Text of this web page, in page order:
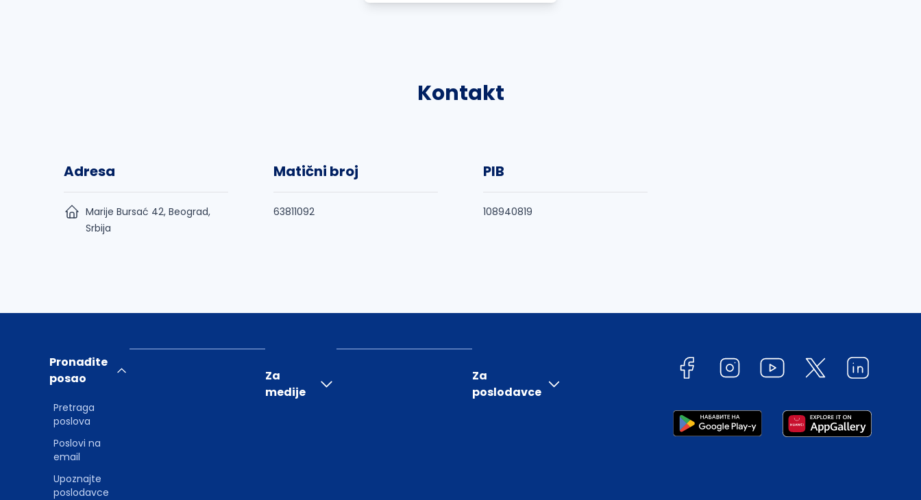
Kontakt
Adresa
Marije Bursać 42, Beograd,
Srbija
Matični broj
63811092
PIB
108940819
Pronađite
posao
Pretraga
poslova
Poslovi na
email
Upoznajte
poslodavce
Za
medije
Za
poslodavce